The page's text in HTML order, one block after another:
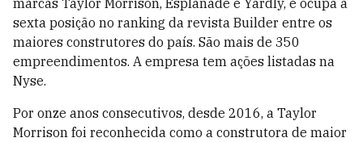
sexta posição no ranking da revista Builder entre os
maiores construtores do país. São mais de 350
empreendimentos. A empresa tem ações listadas na
Nyse.
Por onze anos consecutivos, desde 2016, a Taylor
Morrison foi reconhecida como a construtora de maior